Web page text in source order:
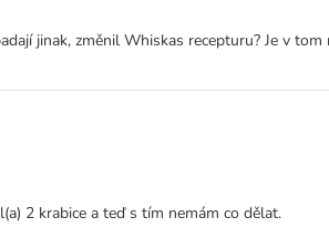
jinak, změnil Whiskas recepturu? Je v tom
2 krabice a teď s tím nemám co dělat.